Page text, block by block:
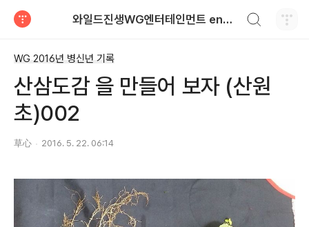
와일드진생WG엔터테인먼트 entertainment
WG 2016년 병신년 기록
산삼도감 을 만들어 보자 (산원
초)002
草心 2016. 5. 22. 06:14